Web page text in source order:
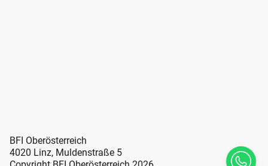
BFI Oberösterreich
4020 Linz, Muldenstraße 5